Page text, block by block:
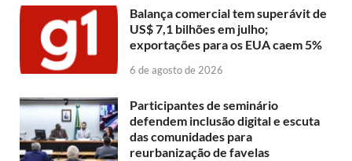
Balança comercial tem superávit de
US$ 7,1 bilhões em julho;
exportações para os EUA caem 5%
6 de agosto de 2026
Participantes de seminário
defendem inclusão digital e escuta
das comunidades para
reurbanização de favelas